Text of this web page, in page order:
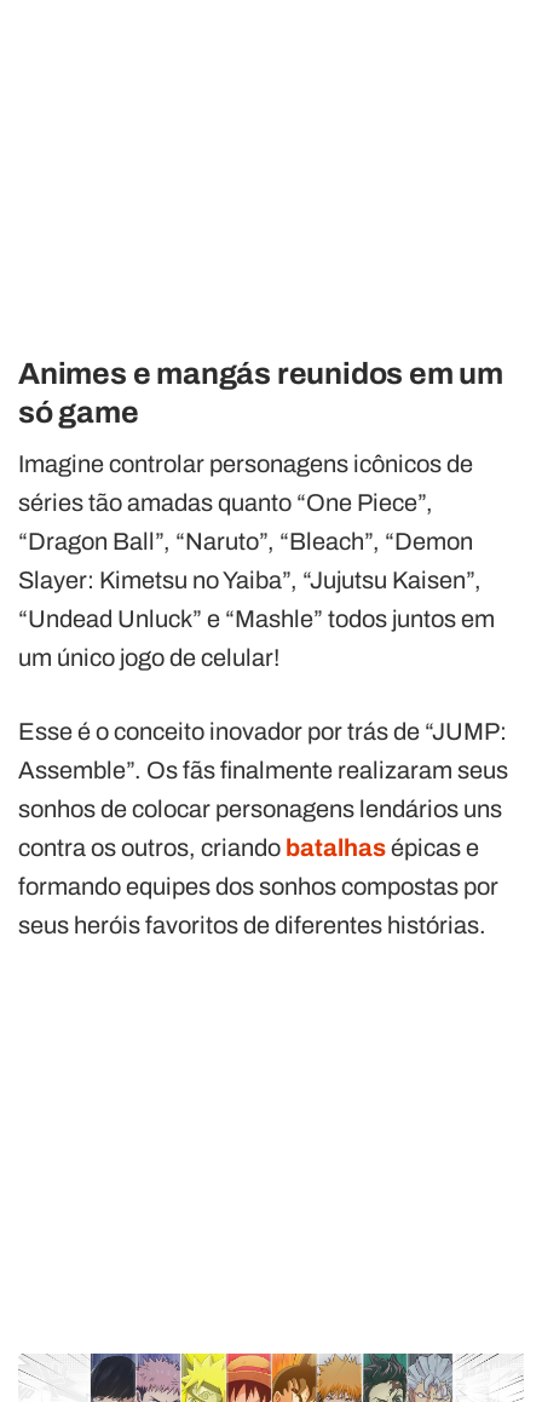
Animes e mangás reunidos em um
só game
Imagine controlar personagens icônicos de
séries tão amadas quanto “One Piece”,
“Dragon Ball”, “Naruto”, “Bleach”, “Demon
Slayer: Kimetsu no Yaiba”, “Jujutsu Kaisen”,
“Undead Unluck” e “Mashle” todos juntos em
um único jogo de celular!
Esse é o conceito inovador por trás de “JUMP:
Assemble”. Os fãs finalmente realizaram seus
sonhos de colocar personagens lendários uns
contra os outros, criando batalhasépicas e
formando equipes dos sonhos compostas por
seus heróis favoritos de diferentes histórias.